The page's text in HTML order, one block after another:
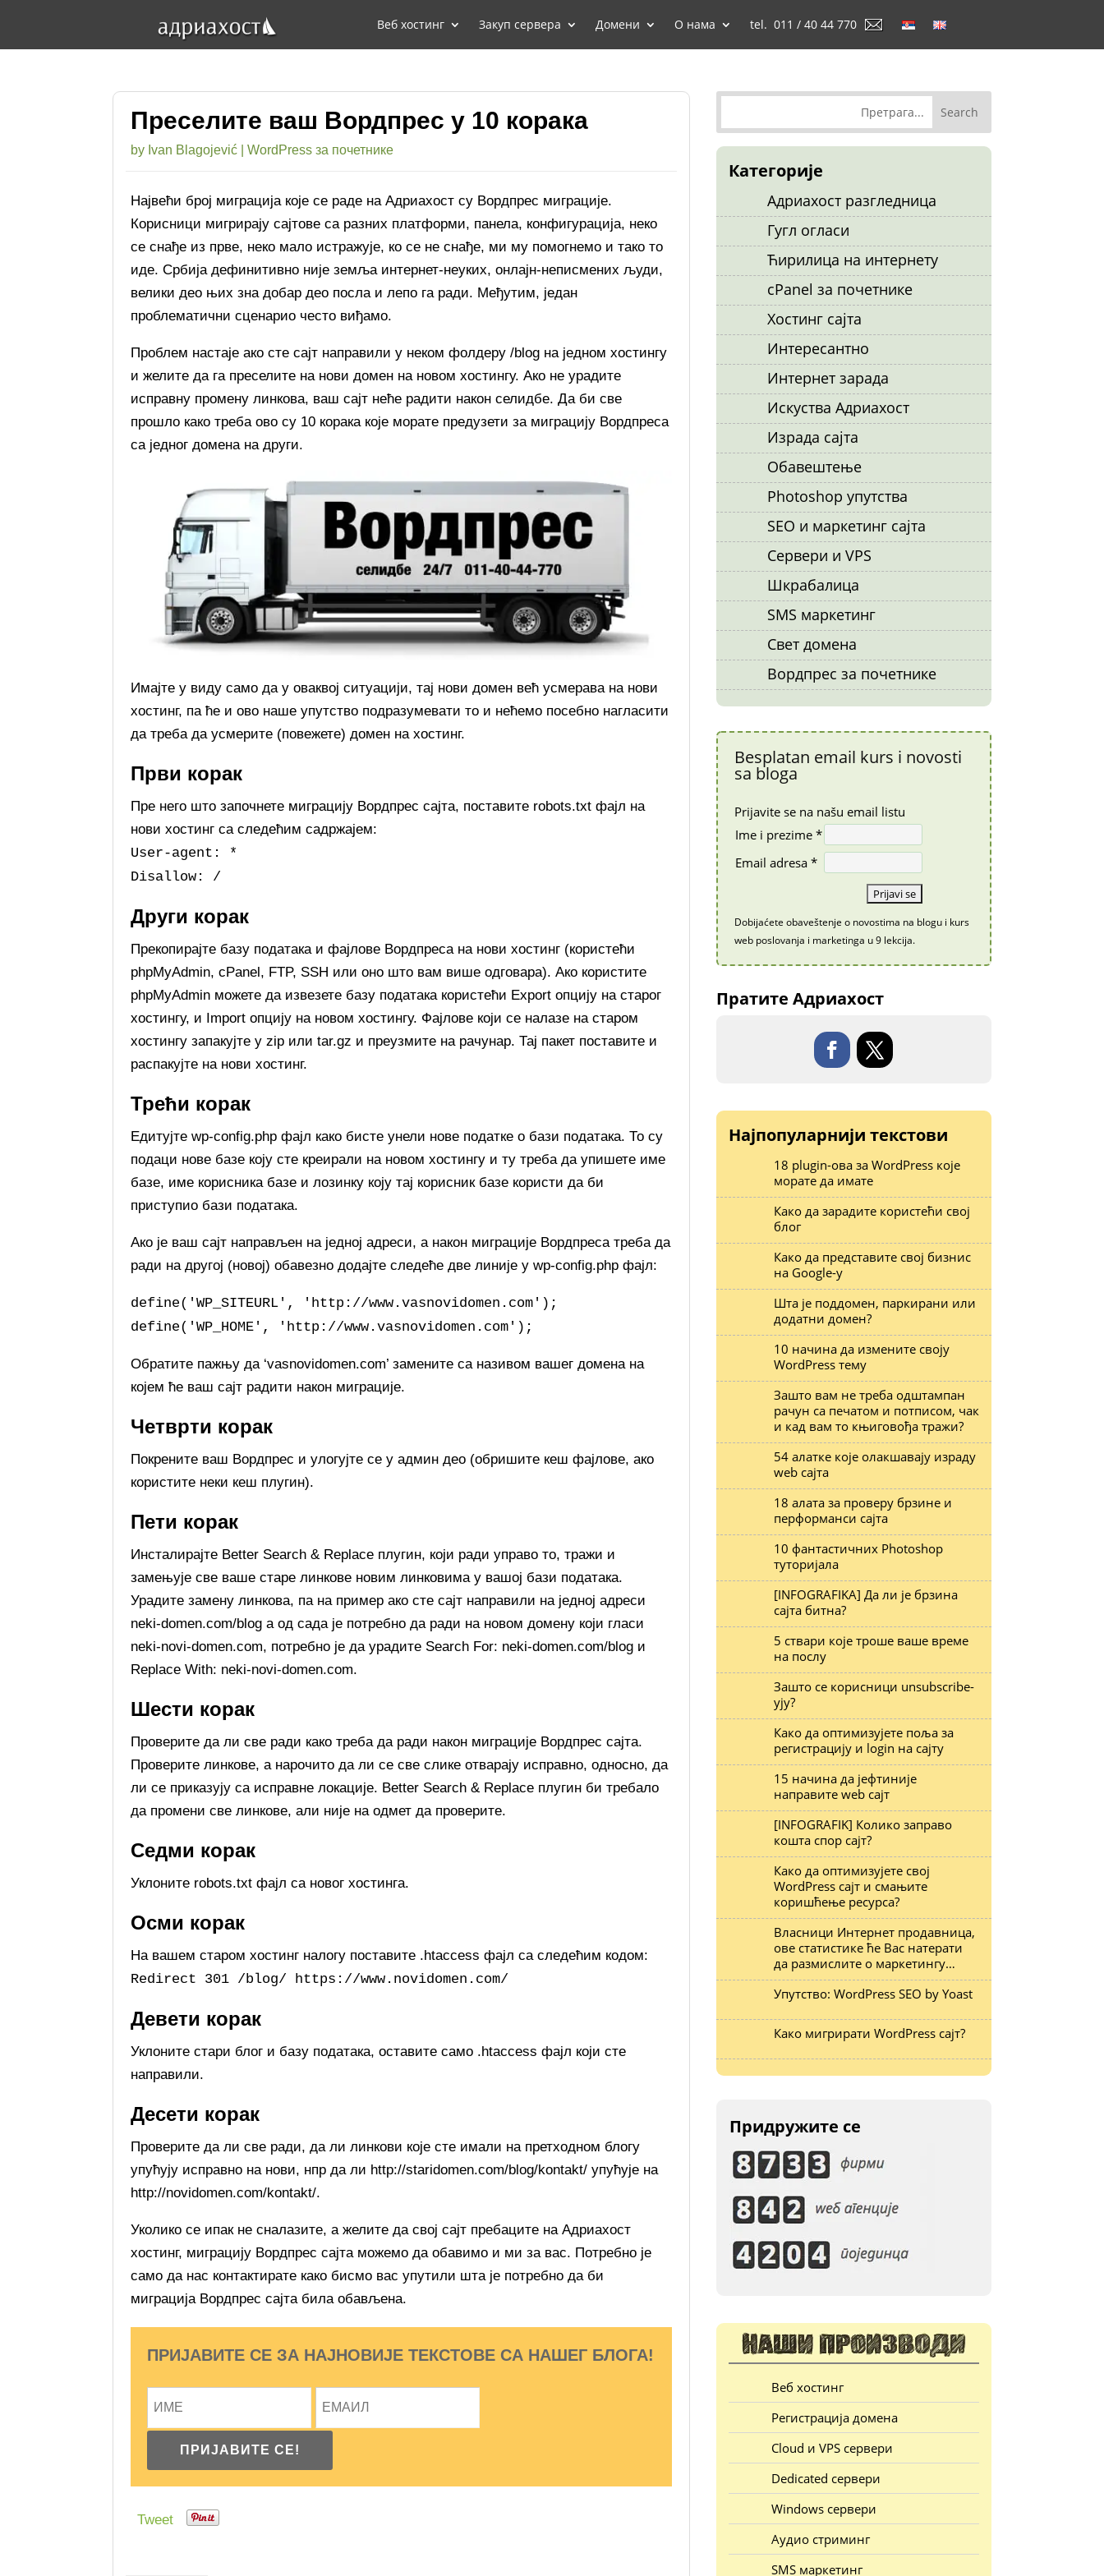
Веб хостинг Закуп сервера Домени О нама tel. 011 / 40 44 770
Преселите ваш Вордпрес у 10 корака
by Ivan Blagojević WordPress за почетнике
Највећи број миграција које се раде на Адриахост су Вордпрес миграције.
Корисници мигрирају сајтове са разних платформи, панела, конфигурација, неко
се снађе из прве, неко мало истражује, ко се не снађе, ми му помогнемо и тако то
иде. Србија дефинитивно није земља интернет-неуких, онлајн-неписмених људи,
велики део њих зна добар део посла и лепо га ради. Међутим, један
проблематични сценарио често виђамо.
Проблем настаје ако сте сајт направили у неком фолдеру /blog на једном хостингу
и желите да га преселите на нови домен на новом хостингу. Ако не урадите
исправну промену линкова, ваш сајт неће радити након селидбе. Да би све
прошло како треба ово су 10 корака које морате предузети за миграцију Вордпреса
са једног домена на други.
Имајте у виду само да у оваквој ситуацији, тај нови домен већ усмерава на нови
хостинг, па ће и ово наше упутство подразумевати то и нећемо посебно нагласити
да треба да усмерите (повежете) домен на хостинг.
Први корак
Пре него што започнете миграцију Вордпрес сајта, поставите robots.txt фајл на
нови хостинг са следећим садржајем:
User-agent: *
Disallow: /
Други корак
Прекопирајте базу података и фајлове Вордпреса на нови хостинг (користећи
phpMyAdmin, cPanel, FTP, SSH или оно што вам више одговара). Ако користите
phpMyAdmin можете да извезете базу података користећи Export опцију на старог
хостингу, и Import опцију на новом хостингу. Фајлове који се налазе на старом
хостингу запакујте у zip или tar.gz и преузмите на рачунар. Тај пакет поставите и
распакујте на нови хостинг.
Трећи корак
Едитујте wp-config.php фајл како бисте унели нове податке о бази података. То су
подаци нове базе коју сте креирали на новом хостингу и ту треба да упишете име
базе, име корисника базе и лозинку коју тај корисник базе користи да би
приступио бази података.
Ако је ваш сајт направљен на једној адреси, а након миграције Вордпреса треба да
ради на другој (новој) обавезно додајте следеће две линије у wp-config.php фајл:
define('WP_SITEURL', 'http://www.vasnovidomen.com');
define('WP_HOME', 'http://www.vasnovidomen.com');
Обратите пажњу да ‘vasnovidomen.com’ замените са називом вашег домена на
којем ће ваш сајт радити након миграције.
Четврти корак
Покрените ваш Вордпрес и улогујте се у админ део (обришите кеш фајлове, ако
користите неки кеш плугин).
Пети корак
Инсталирајте Better Search & Replace плугин, који ради управо то, тражи и
замењује све ваше старе линкове новим линковима у вашој бази података.
Урадите замену линкова, па на пример ако сте сајт направили на једној адреси
neki-domen.com/blog а од сада је потребно да ради на новом домену који гласи
neki-novi-domen.com, потребно је да урадите Search For: neki-domen.com/blog и
Replace With: neki-novi-domen.com.
Шести корак
Проверите да ли све ради како треба да ради након миграције Вордпрес сајта.
Проверите линкове, а нарочито да ли се све слике отварају исправно, односно, да
ли се приказују са исправне локације. Better Search & Replace плугин би требало
да промени све линкове, али није на одмет да проверите.
Седми корак
Уклоните robots.txt фајл са новог хостинга.
Осми корак
На вашем старом хостинг налогу поставите .htaccess фајл са следећим кодом:
Redirect 301 /blog/ https://www.novidomen.com/
Девети корак
Уклоните стари блог и базу података, оставите само .htaccess фајл који сте
направили.
Десети корак
Проверите да ли све ради, да ли линкови које сте имали на претходном блогу
упућују исправно на нови, нпр да ли http://staridomen.com/blog/kontakt/ упућује на
http://novidomen.com/kontakt/.
Уколико се ипак не сналазите, а желите да свој сајт пребаците на Адриахост
хостинг, миграцију Вордпрес сајта можемо да обавимо и ми за вас. Потребно је
само да нас контактирате како бисмо вас упутили шта је потребно да би
миграција Вордпрес сајта била обављена.
ПРИЈАВИТЕ СЕ ЗА НАЈНОВИЈЕ ТЕКСТОВЕ СА НАШЕГ БЛОГА!
Tweet
Категорије
Адриахост разгледница
Гугл огласи
Ћирилица на интернету
cPanel за почетнике
Хостинг сајта
Интересантно
Интернет зарада
Искуства Адриахост
Израда сајта
Обавештење
Photoshop упутства
SEO и маркетинг сајта
Сервери и VPS
Шкрабалица
SMS маркетинг
Свет домена
Вордпрес за почетнике
Besplatan email kurs i novosti
sa bloga
Prijavite se na našu email listu
Ime i prezime *
Email adresa *
Dobijaćete obaveštenje o novostima na blogu i kurs
web poslovanja i marketinga u 9 lekcija.
Пратите Адриахост
Најпопуларнији текстови
18 plugin-ова за WordPress које
морате да имате
Како да зарадите користећи свој
блог
Како да представите свој бизнис
на Google-у
Шта је поддомен, паркирани или
додатни домен?
10 начина да измените своју
WordPress тему
Зашто вам не треба одштампан
рачун са печатом и потписом, чак
и кад вам то књиговођа тражи?
54 алатке које олакшавају израду
web сајта
18 алата за проверу брзине и
перформанси сајта
10 фантастичних Photoshop
туторијала
[INFOGRAFIKA] Да ли је брзина
сајта битна?
5 ствари које троше ваше време
на послу
Зашто се корисници unsubscribe-
ују?
Како да оптимизујете поља за
регистрацију и login на сајту
15 начина да јефтиније
направите web сајт
[INFOGRAFIK] Колико заправо
кошта спор сајт?
Како да оптимизујете свој
WordPress сајт и смањите
коришћење ресурса?
Власници Интернет продавница,
ове статистике ће Вас натерати
да размислите о маркетингу…
Упутство: WordPress SEO by Yoast
Како мигрирати WordPress сајт?
Придружите се
Веб хостинг
Регистрација домена
Cloud и VPS сервери
Dedicated сервери
Windows сервери
Аудио стриминг
SMS маркетинг